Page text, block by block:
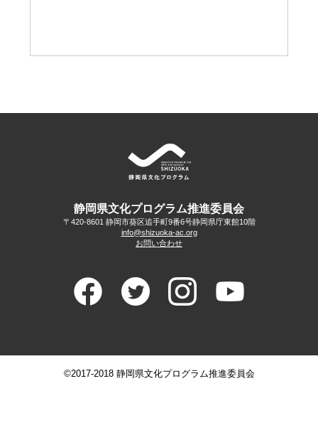
静岡県文化プログラム推進委員会
〒420-8601 静岡市葵区追手町9番6号静岡県庁東館10階
info@shizuoka-ac.org
お問い合わせ
©2017-2018 静岡県文化プログラム推進委員会